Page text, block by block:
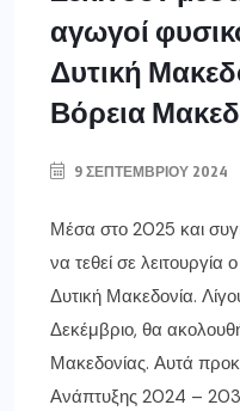
αγωγοί
Δυτική
Βόρεια
9 ΣΕΠΤΕΜΒΡΊΟΥ 2024
Μέσα στο 2025 και
να τεθεί σε
Δυτική Μακεδονία.
Δεκέμβριο, θα
Μακεδονίας. Αυτά
Ανάπτυξης 2024 –